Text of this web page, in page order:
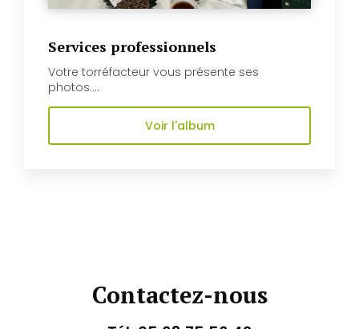
Services professionnels
Votre torréfacteur vous présente ses
photos....
Voir l'album
Contactez-nous